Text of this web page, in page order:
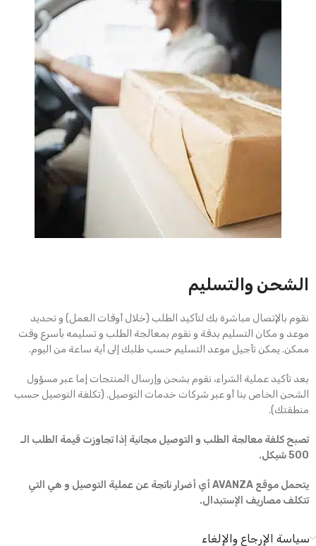
الشحن والتسليم
نقوم بالإتصال مباشرة بك لتأكيد الطلب (خلال أوقات العمل) و تحديد
موعد و مكان التسليم بدقة و نقوم بمعالجة الطلب و تسليمه بأسرع وقت
ممكن. يمكن تأجيل موعد التسليم حسب طلبك إلى أية ساعة من اليوم.
بعد تأكيد عملية الشراء، نقوم بشحن وإرسال المنتجات إما عبر مسؤول
الشحن الخاص بنا أو عبر شركات خدمات التوصيل. (تكلفة التوصيل حسب
منطقتك).
تصبح كلفة معالجة الطلب و التوصيل مجانية إذا تجاوزت قيمة الطلب الـ
500 شيكل.
يتحمل موقع AVANZA أي أضرار ناتجة عن عملية التوصيل و هي التي
تتكلف مصاريف الإستبدال.
سياسة الإرجاع والإلغاء